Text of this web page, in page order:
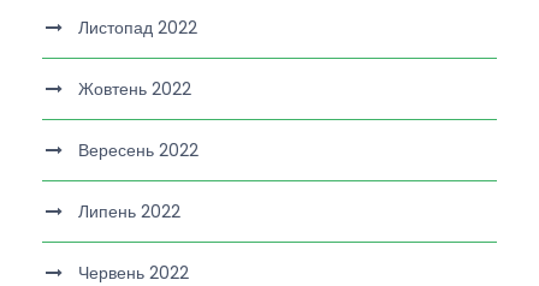
Листопад 2022
Жовтень 2022
Вересень 2022
Липень 2022
Червень 2022